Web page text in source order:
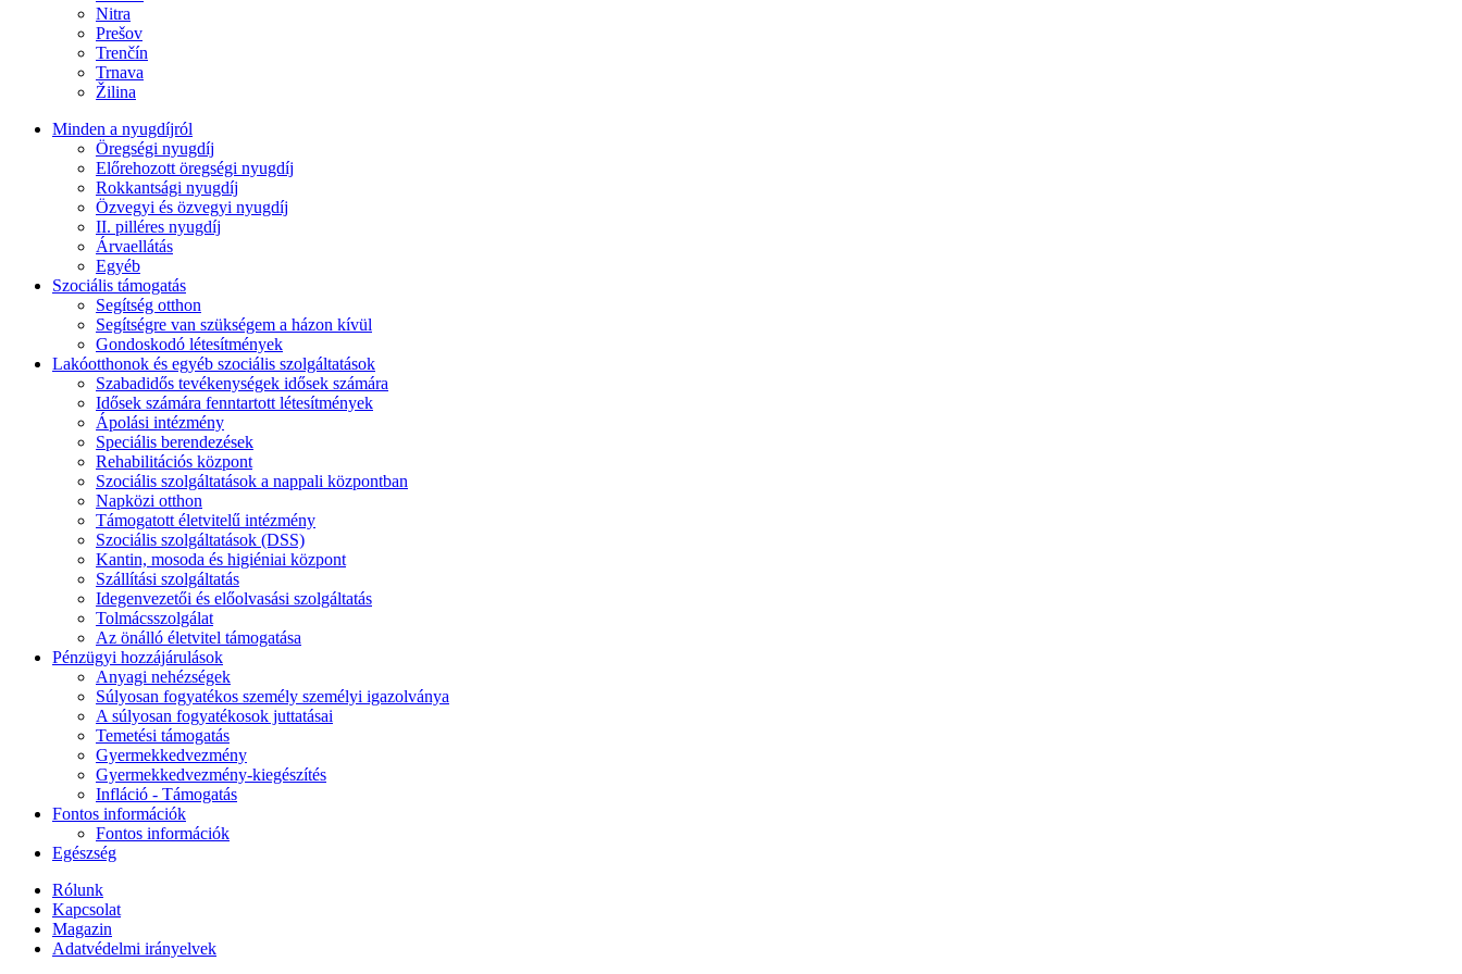
Nitra
Prešov
Trenčín
Trnava
Žilina
Minden a nyugdíjról
Öregségi nyugdíj
Előrehozott öregségi nyugdíj
Rokkantsági nyugdíj
Özvegyi és özvegyi nyugdíj
II. pilléres nyugdíj
Árvaellátás
Egyéb
Szociális támogatás
Segítség otthon
Segítségre van szükségem a házon kívül
Gondoskodó létesítmények
Lakóotthonok és egyéb szociális szolgáltatások
Szabadidős tevékenységek idősek számára
Idősek számára fenntartott létesítmények
Ápolási intézmény
Speciális berendezések
Rehabilitációs központ
Szociális szolgáltatások a nappali központban
Napközi otthon
Támogatott életvitelű intézmény
Szociális szolgáltatások (DSS)
Kantin, mosoda és higiéniai központ
Szállítási szolgáltatás
Idegenvezetői és előolvasási szolgáltatás
Tolmácsszolgálat
Az önálló életvitel támogatása
Pénzügyi hozzájárulások
Anyagi nehézségek
Súlyosan fogyatékos személy személyi igazolványa
A súlyosan fogyatékosok juttatásai
Temetési támogatás
Gyermekkedvezmény
Gyermekkedvezmény-kiegészítés
Infláció - Támogatás
Fontos információk
Fontos információk
Egészség
Rólunk
Kapcsolat
Magazin
Adatvédelmi irányelvek